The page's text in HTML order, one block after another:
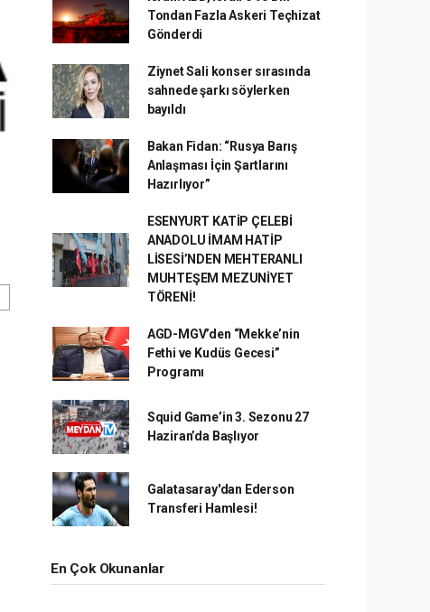
Tondan Fazla Askeri Teçhizat
Gönderdi
Ziynet Sali konser sırasında
sahnede şarkı söylerken
bayıldı
Bakan Fidan: “Rusya Barış
Anlaşması İçin Şartlarını
Hazırlıyor”
ESENYURT KATİP ÇELEBİ
ANADOLU İMAM HATİP
LİSESİ’NDEN MEHTERANLI
MUHTEŞEM MEZUNİYET
TÖRENİ!
AGD-MGV’den “Mekke’nin
Fethi ve Kudüs Gecesi”
Programı
Squid Game’in 3. Sezonu 27
Haziran’da Başlıyor
Galatasaray'dan Ederson
Transferi Hamlesi!
En Çok Okunanlar